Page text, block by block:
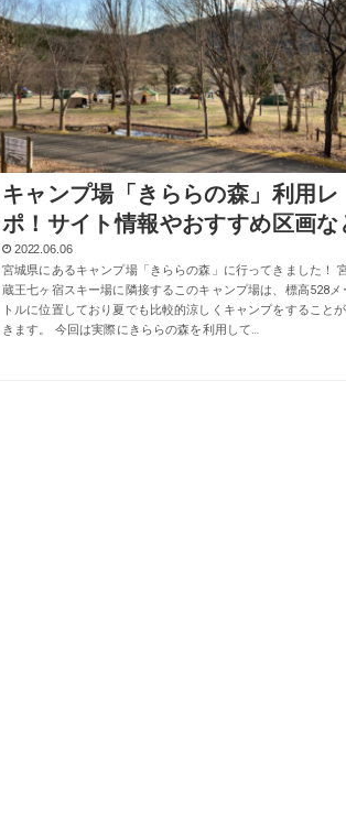
キャンプ場「きららの森」利用レ
ポ！サイト情報やおすすめ区画な
2022.06.06
宮城県にあるキャンプ場「きららの森」に行ってきました！
蔵王七ヶ宿スキー場に隣接するこのキャンプ場は、標高528メ
トルに位置しており夏でも比較的涼しくキャンプをすること
きます。 今回は実際にきららの森を利用して…